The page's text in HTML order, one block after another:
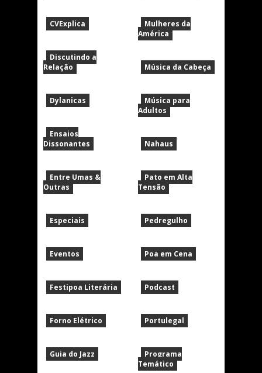
CVExplica
Discutindo a
Relação
Dylanicas
Ensaios
Dissonantes
Entre Umas &
Outras
Especiais
Eventos
Festipoa Literária
Forno Elétrico
Guia do Jazz
Mulheres da
América
Música da Cabeça
Música para
Adultos
Nahaus
Pato em Alta
Tensão
Pedregulho
Poa em Cena
Podcast
Portulegal
Programa
Temático